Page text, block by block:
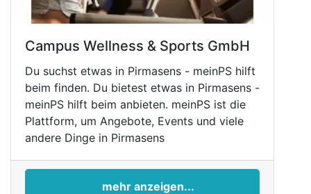
Campus Wellness & Sports GmbH
Du suchst etwas in Pirmasens - meinPS hilft
beim finden. Du bietest etwas in Pirmasens -
meinPS hilft beim anbieten. meinPS ist die
Plattform, um Angebote, Events und viele
andere Dinge in Pirmasens
mehr anzeigen...